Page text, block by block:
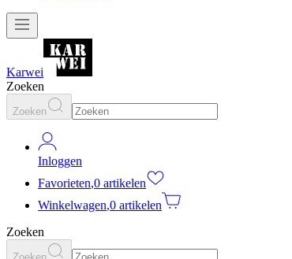
Karwei
Zoeken
Zoeken
Inloggen
Favorieten,0 artikelen
Winkelwagen,0 artikelen
Zoeken